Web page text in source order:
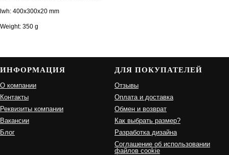
lwh: 400x300x20 mm
Weight: 350 g
ИНФОРМАЦИЯ
О компании
Контакты
Реквизиты компании
Вакансии
Блог
ДЛЯ ПОКУПАТЕЛЕЙ
Отзывы
Оплата и доставка
Обмен и возврат
Как выбрать размер?
Разработка дизайна
Соглашение об использовании
файлов cookie